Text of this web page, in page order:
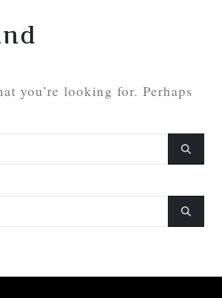
you’re looking for. Perhaps